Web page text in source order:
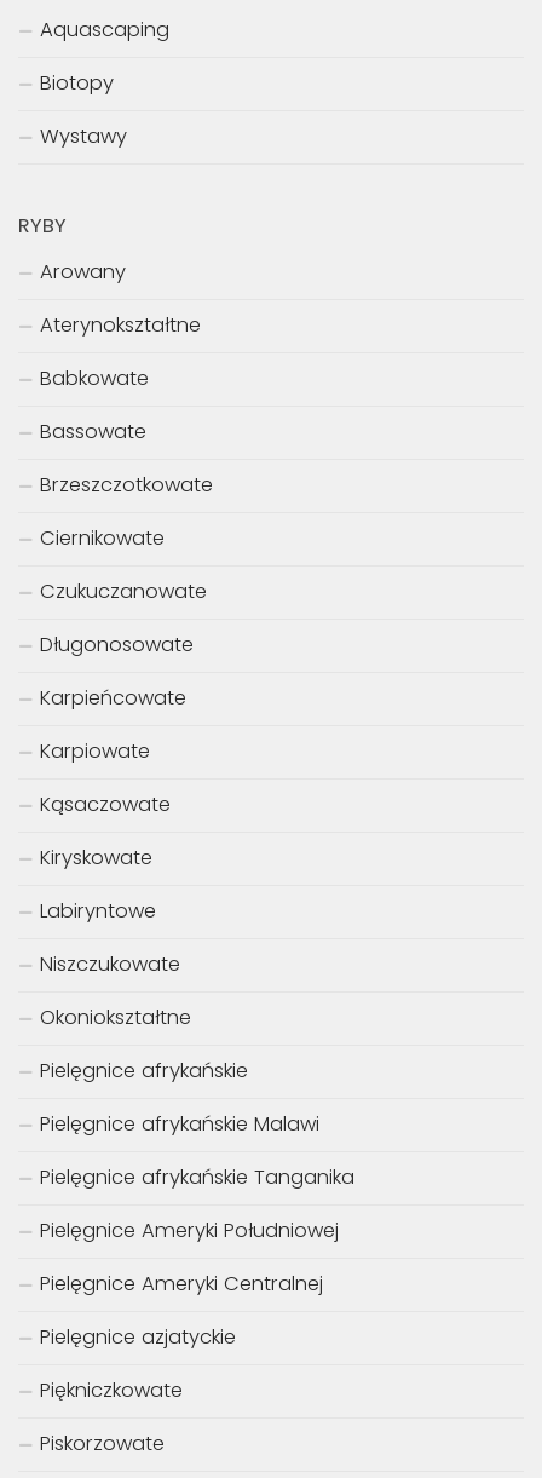
Aquascaping
Biotopy
Wystawy
RYBY
Arowany
Aterynokształtne
Babkowate
Bassowate
Brzeszczotkowate
Ciernikowate
Czukuczanowate
Długonosowate
Karpieńcowate
Karpiowate
Kąsaczowate
Kiryskowate
Labiryntowe
Niszczukowate
Okoniokształtne
Pielęgnice afrykańskie
Pielęgnice afrykańskie Malawi
Pielęgnice afrykańskie Tanganika
Pielęgnice Ameryki Południowej
Pielęgnice Ameryki Centralnej
Pielęgnice azjatyckie
Piękniczkowate
Piskorzowate